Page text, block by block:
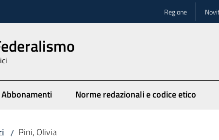
Regione
Abbonamenti Norme redazionali e codice etico
/ Pini, Olivia